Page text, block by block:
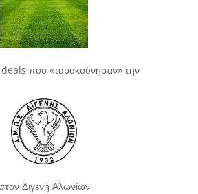
deals που «ταρακούνησαν» την
Διγενή Αλωνίων